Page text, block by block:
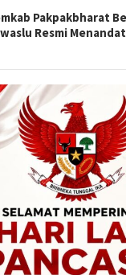
Pakpakbharat
Resmi